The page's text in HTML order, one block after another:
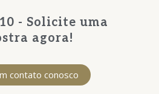
- Solicite uma
agora!
contato conosco